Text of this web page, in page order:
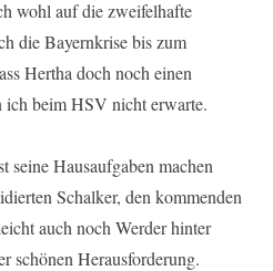
wohl auf die zweifelhafte
die Bayernkrise bis zum
Hertha doch noch einen
ich beim HSV nicht erwarte.
seine Hausaufgaben machen
Schalker, den kommenden
auch noch Werder hinter
schönen Herausforderung.